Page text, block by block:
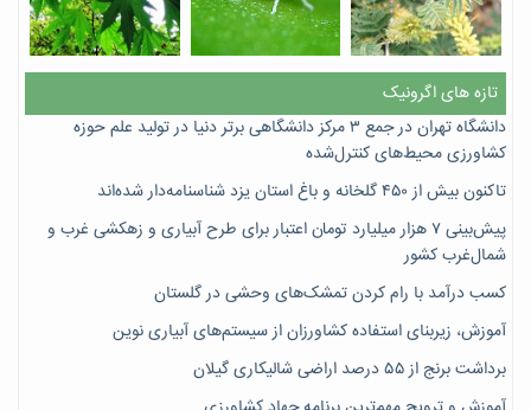
تازه های اگرونیک
دانشگاه تهران در جمع ۳ مرکز دانشگاهی برتر دنیا در تولید علم حوزه
کشاورزی محیط‌های کنترل‌شده
تاکنون بیش از ۴۵۰ گلخانه و باغ استان یزد شناسنامه‌دار شده‌اند
پیش‌بینی ۷‌ هزار میلیارد تومان اعتبار برای طرح آبیاری و زهکشی غرب و
شمال‌غرب کشور
کسب درآمد با رام کردن تمشک‌های وحشی در گلستان
آموزش، زیربنای استفاده کشاورزان از سیستم‌های آبیاری نوین
برداشت برنج از ۵۵ درصد اراضی شالیکاری گیلان